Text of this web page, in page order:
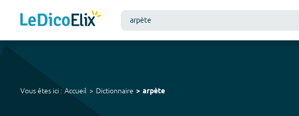
Vous êtes ici : Accueil Dictionnaire arpète